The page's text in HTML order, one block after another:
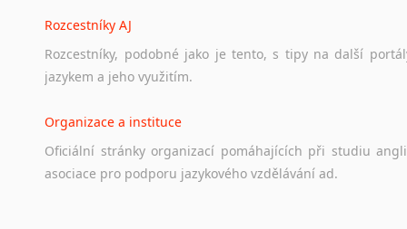
Rozcestníky AJ
Rozcestníky, podobné jako je tento, s tipy na další
jazykem a jeho využitím.
Organizace a instituce
Oficiální stránky organizací pomáhajících při studiu
asociace pro podporu jazykového vzdělávání ad.